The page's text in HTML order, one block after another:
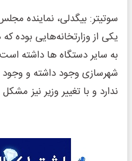
سوتیتر: بیگدلی، نماینده
یکی از وزارتخانه‌هایی
به سایر دستگاه ها داشته
شهرسازی وجود داشته و وجود
ندارد و با تغییر وزیر نیز